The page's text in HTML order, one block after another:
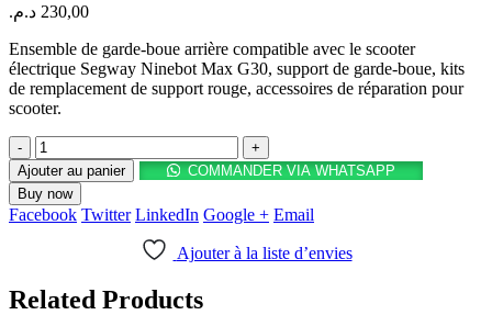
230,00 د.م.
Ensemble de garde-boue arrière compatible avec le scooter
électrique Segway Ninebot Max G30, support de garde-boue, kits
de remplacement de support rouge, accessoires de réparation pour
scooter.
-
+
Ajouter au panier
COMMANDER VIA WHATSAPP
Buy now
Facebook Twitter LinkedIn Google + Email
Ajouter à la liste d’envies
Related Products